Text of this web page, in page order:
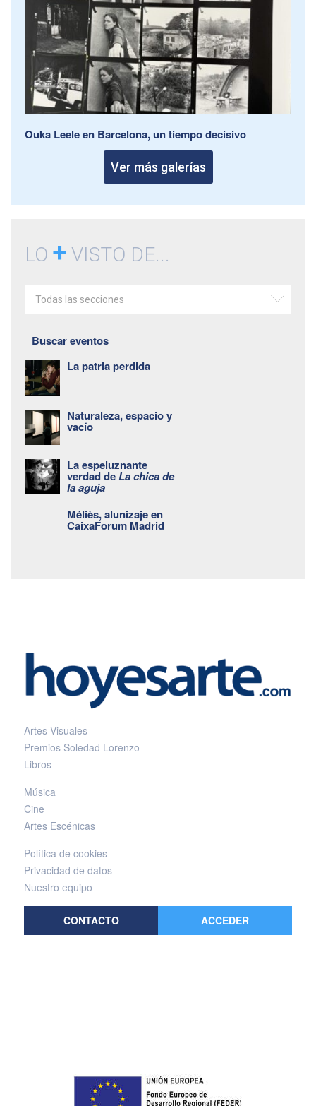
Ouka Leele en Barcelona, un tiempo decisivo
Ver más galerías
LO + VISTO DE...
Todas las secciones
Buscar eventos
La patria perdida
Naturaleza, espacio y
vacío
La espeluznante
verdad deLa chica de
la aguja
Méliès, alunizaje en
CaixaForum Madrid
Artes Visuales
Premios Soledad Lorenzo
Libros
Música
Cine
Artes Escénicas
Política de cookies
Privacidad de datos
Nuestro equipo
CONTACTO ACCEDER